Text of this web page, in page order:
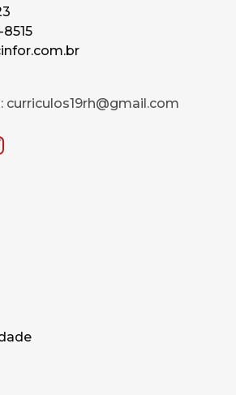
curriculos19rh@gmail.com